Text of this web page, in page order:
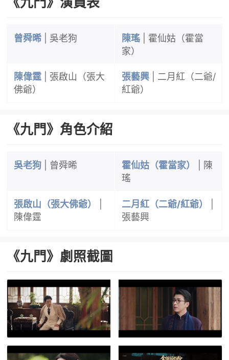
曾舜晞| 吳老狗 陳瑤 | 霍仙姑（霍當
家）
陳偉霆| 張啟山（張大
佛爺）
張藝興 | 二月紅（二爺/
紅爺）
《九門》角色介紹
吳老狗| 曾舜晞 霍仙姑（霍當家）
| 陳
瑤
張啟山（張大佛爺）
陳偉霆
二月紅（二爺/紅爺）
張藝興
《九門》劇照截圖